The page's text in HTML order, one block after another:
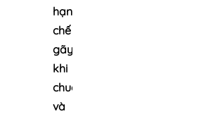
hạn
chế
gãy
khi
chuốt
và